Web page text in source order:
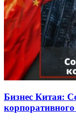
Бизнес Китая: